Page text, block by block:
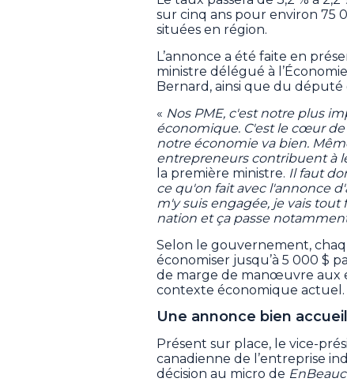
sur cinq ans pour environ 75
situées en région.
L’annonce a été faite en
ministre délégué à
Bernard, ainsi que du
« Nos PME, c'est notre plus
économique. C'est le cœur
notre économie va bien.
entrepreneurs contribuent à
la première ministre. Il faut
ce qu'on fait avec l'annonce
m'y suis engagée, je vais
nation et ça passe
Selon le gouvernement,
économiser jusqu’à 5 000 $
de marge de manœuvre aux
contexte économique actuel.
Une annonce bien
Présent sur place, le vice-
canadienne de l’entreprise
décision au micro de